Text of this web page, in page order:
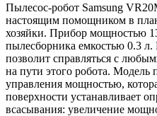
Пылесос-робот Samsung
настоящим помощником в
хозяйки. Прибор мощностью
пылесборника емкостью 0.3
позволит справляться с
на пути этого робота. Модель
управления мощностью,
поверхности устанавливает
всасывания: увеличение